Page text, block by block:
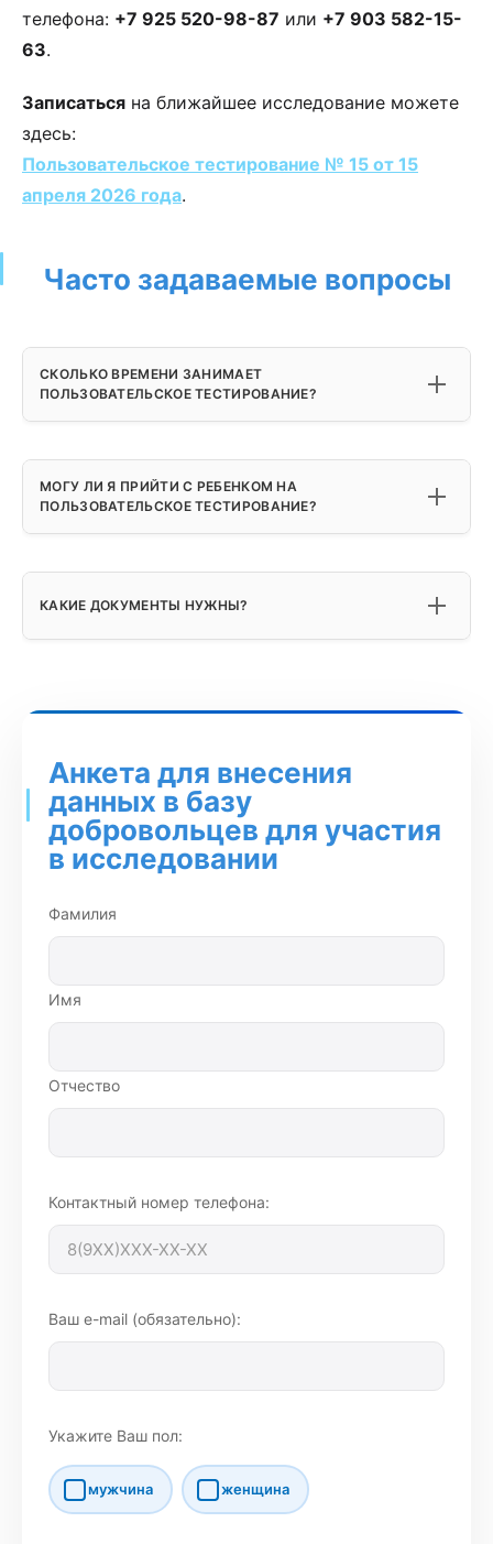
телефона: +7 925 520-98-87 или +7 903 582-15-
63.
Записаться на ближайшее исследование можете
здесь:
Пользовательское тестирование № 15 от 15
апреля 2026 года.
Часто задаваемые вопросы
СКОЛЬКО ВРЕМЕНИ ЗАНИМАЕТ
ПОЛЬЗОВАТЕЛЬСКОЕ ТЕСТИРОВАНИЕ?
МОГУ ЛИ Я ПРИЙТИ С РЕБЕНКОМ НА
ПОЛЬЗОВАТЕЛЬСКОЕ ТЕСТИРОВАНИЕ?
КАКИЕ ДОКУМЕНТЫ НУЖНЫ?
Анкета для внесения
данных в базу
добровольцев для участия
в исследовании
Фамилия
Имя
Отчество
Контактный номер телефона:
Ваш e-mail (обязательно):
Укажите Ваш пол:
мужчина женщина